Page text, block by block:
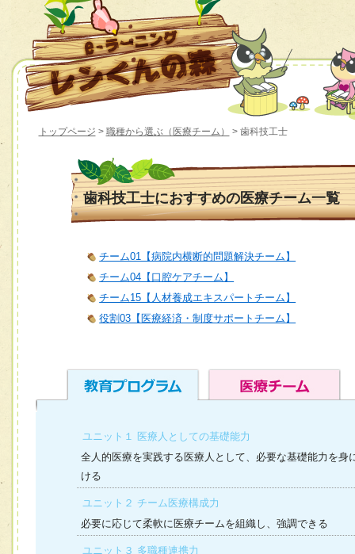
トップページ > 職種から選ぶ（医療チーム） > 歯科技工士
歯科技工士におすすめの医療チーム一覧
チーム01【病院内横断的問題解決チーム】
チーム04【口腔ケアチーム】
チーム15【人材養成エキスパートチーム】
役割03【医療経済・制度サポートチーム】
ユニット１ 医療人としての基礎能力
全人的医療を実践する医療人として、必要な基礎能力を身
ける
ユニット２ チーム医療構成力
必要に応じて柔軟に医療チームを組織し、強調できる
ユニット３ 多職種連携力